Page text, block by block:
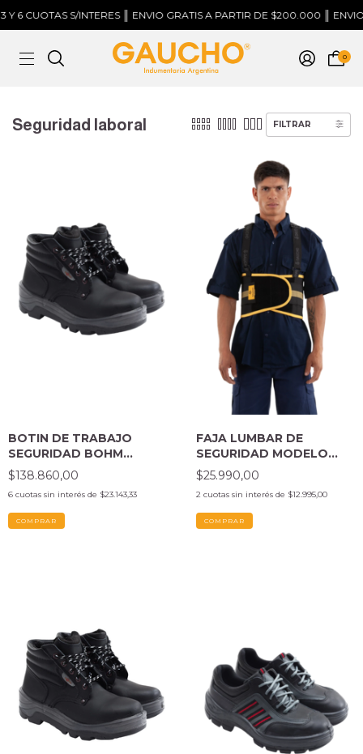
6 CUOTAS S/INTERES ║ ENVIO GRATIS A PARTIR DE $200.000 ║ ENVIOS
0
Seguridad laboral FILTRAR
BOTIN DE TRABAJO
SEGURIDAD BOHM
PUNTA DE PLÁSTICO
NEGRO
$138.860,00
6 cuotas sin interés de $23.143,33
COMPRAR
FAJA LUMBAR DE
SEGURIDAD MODELO
COMFORT
$25.990,00
2 cuotas sin interés de $12.995,00
COMPRAR